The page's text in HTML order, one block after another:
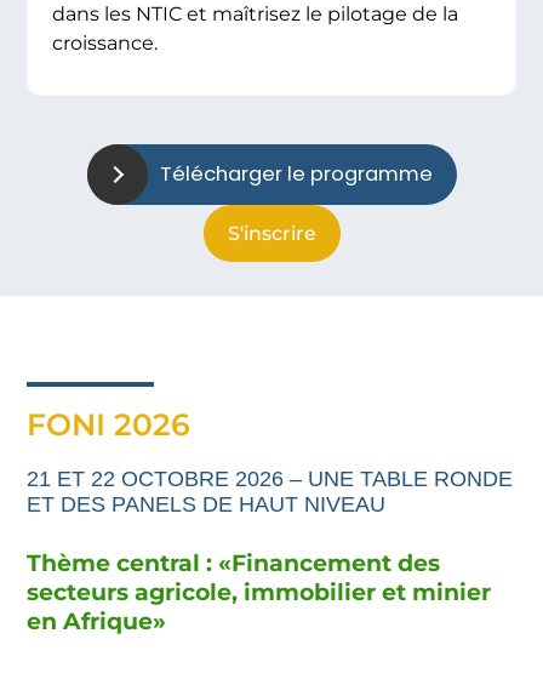
dans les NTIC et maîtrisez le pilotage de la
croissance.
Télécharger le programme
S'inscrire
FONI 2026
21 ET 22 OCTOBRE 2026 – UNE TABLE RONDE
ET DES PANELS DE HAUT NIVEAU
Thème central : «Financementdes
secteurs agricole, immobilier et minier
en Afrique»